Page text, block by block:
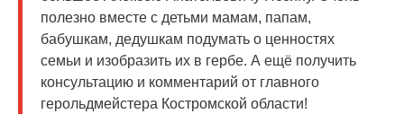
полезно вместе с детьми мамам, папам,
бабушкам, дедушкам подумать о ценностях
семьи и изобразить их в гербе. А ещё получить
консультацию и комментарий от главного
герольдмейстера Костромской области!